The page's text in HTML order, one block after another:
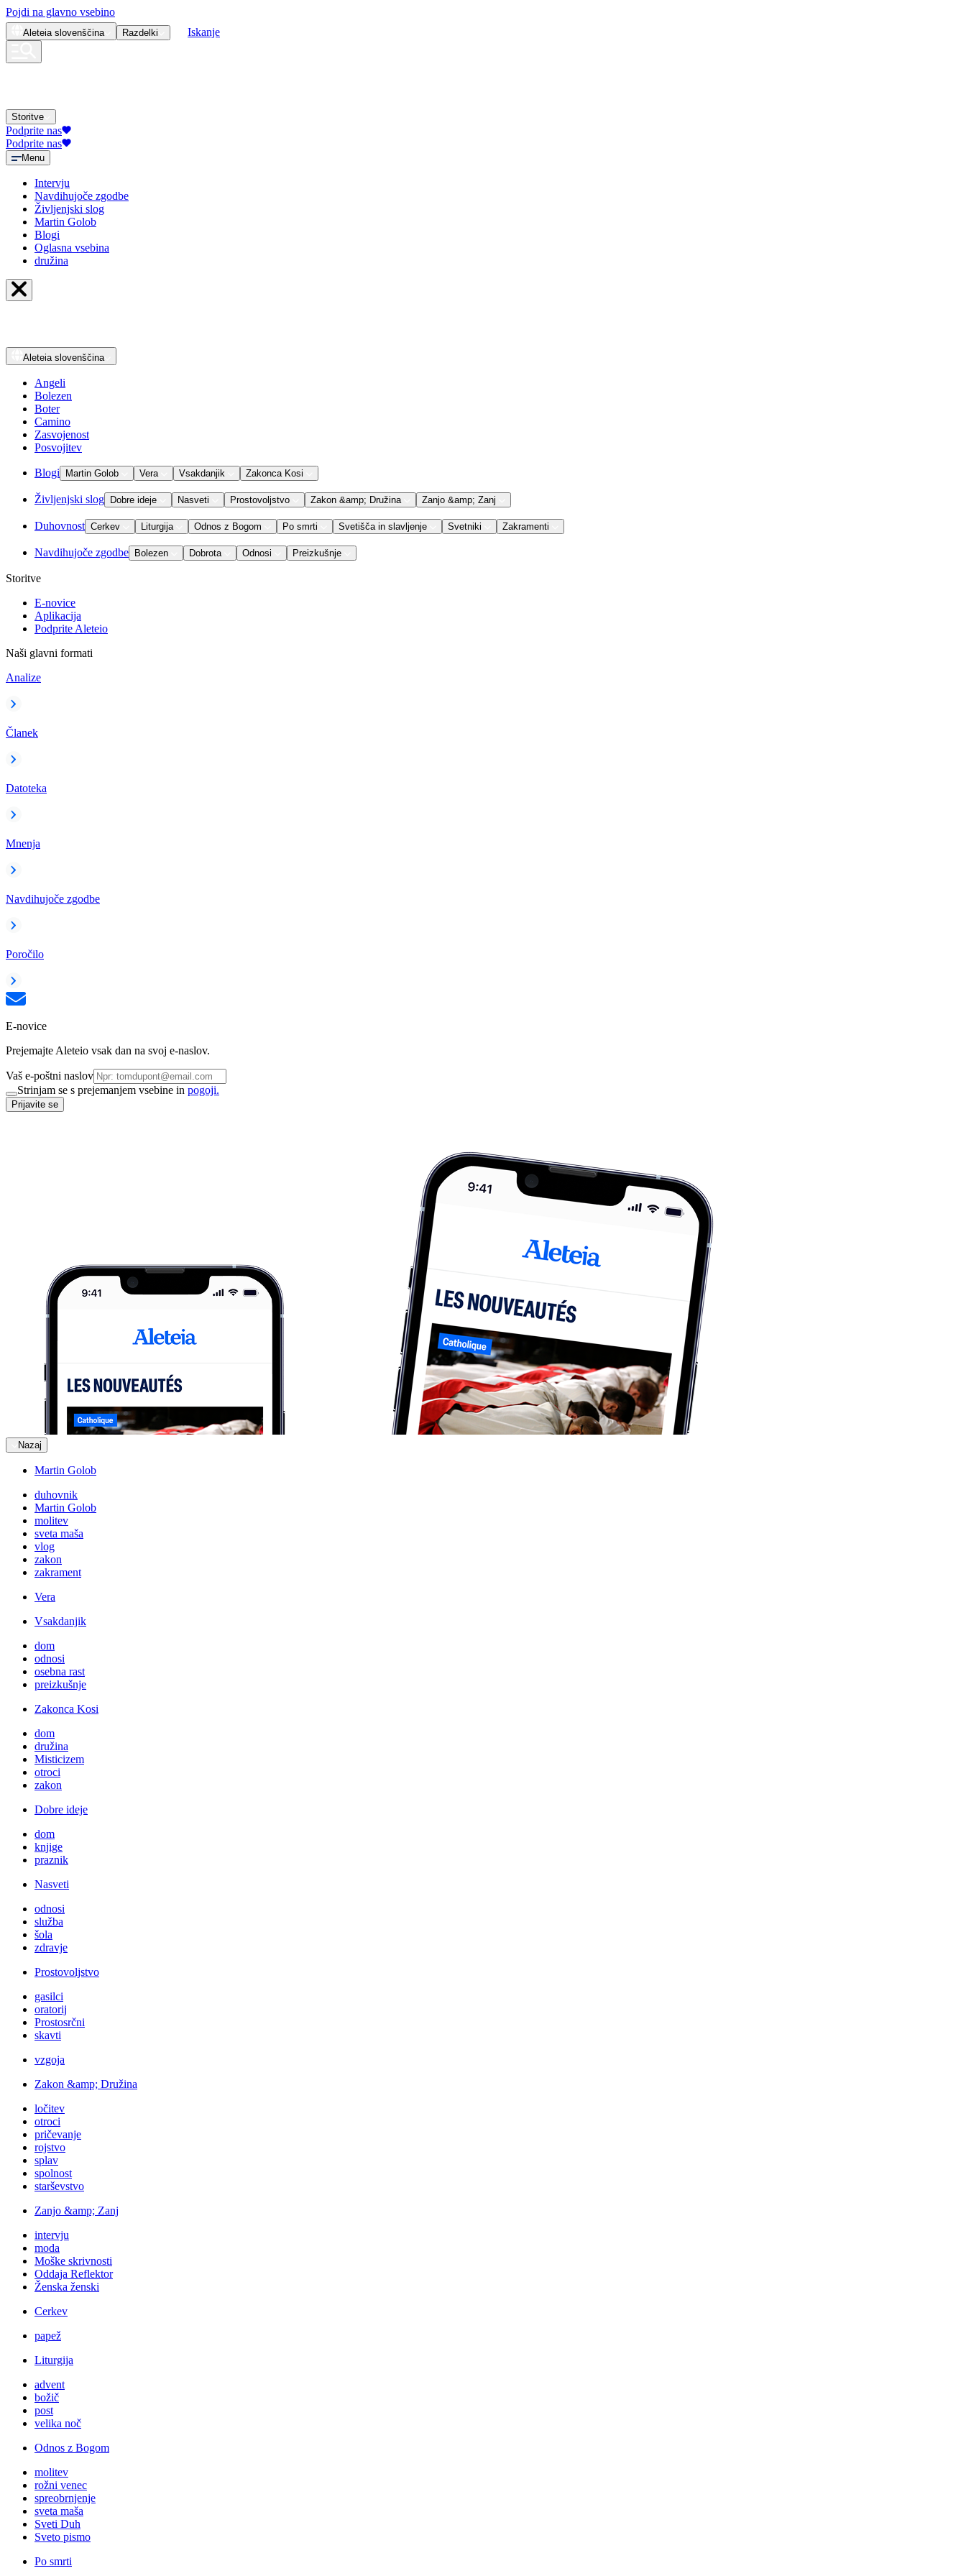
Pojdi na glavno vsebino
Aleteia slovenščina Razdelki Iskanje
Storitve
Podprite nas
Podprite nas
Menu
Intervju
Navdihujoče zgodbe
Življenjski slog
Martin Golob
Blogi
Oglasna vsebina
družina
Aleteia slovenščina
Angeli
Bolezen
Boter
Camino
Zasvojenost
Posvojitev
Blogi Martin Golob Vera Vsakdanjik Zakonca Kosi
Življenjski slog Dobre ideje Nasveti Prostovoljstvo Zakon &amp; Družina Zanjo &amp; Zanj
Duhovnost Cerkev Liturgija Odnos z Bogom Po smrti Svetišča in slavljenje Svetniki Zakramenti
Navdihujoče zgodbe Bolezen Dobrota Odnosi Preizkušnje
Storitve
E-novice
Aplikacija
Podprite Aleteio
Naši glavni formati
Analize
Članek
Datoteka
Mnenja
Navdihujoče zgodbe
Poročilo
E-novice
Prejemajte Aleteio vsak dan na svoj e-naslov.
Vaš e-poštni naslov
Strinjam se s prejemanjem vsebine in pogoji.
Prijavite se
Nazaj
Martin Golob
duhovnik
Martin Golob
molitev
sveta maša
vlog
zakon
zakrament
Vera
Vsakdanjik
dom
odnosi
osebna rast
preizkušnje
Zakonca Kosi
dom
družina
Misticizem
otroci
zakon
Dobre ideje
dom
knjige
praznik
Nasveti
odnosi
služba
šola
zdravje
Prostovoljstvo
gasilci
oratorij
Prostosrčni
skavti
vzgoja
Zakon &amp; Družina
ločitev
otroci
pričevanje
rojstvo
splav
spolnost
starševstvo
Zanjo &amp; Zanj
intervju
moda
Moške skrivnosti
Oddaja Reflektor
Ženska ženski
Cerkev
papež
Liturgija
advent
božič
post
velika noč
Odnos z Bogom
molitev
rožni venec
spreobrnjenje
sveta maša
Sveti Duh
Sveto pismo
Po smrti